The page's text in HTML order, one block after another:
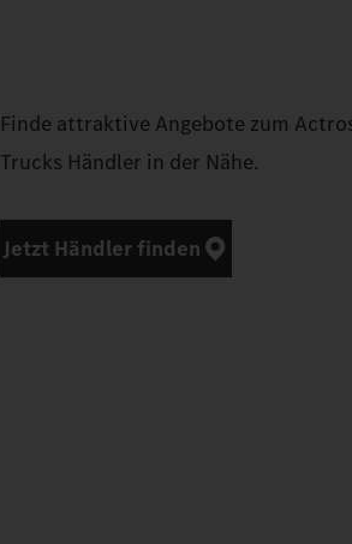
Finde attraktive Angebote zum
Trucks Händler in der Nähe.
Jetzt Händler finden